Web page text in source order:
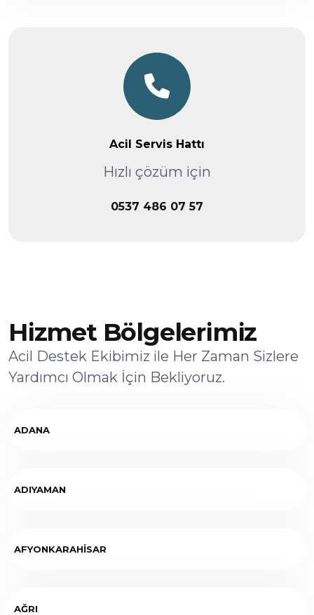
Acil Servis Hattı
Hızlı çözüm için
0537 486 07 57
Hizmet Bölgelerimiz
Acil Destek Ekibimiz ile Her Zaman Sizlere
Yardımcı Olmak İçin Bekliyoruz.
ADANA
ADIYAMAN
AFYONKARAHİSAR
AĞRI